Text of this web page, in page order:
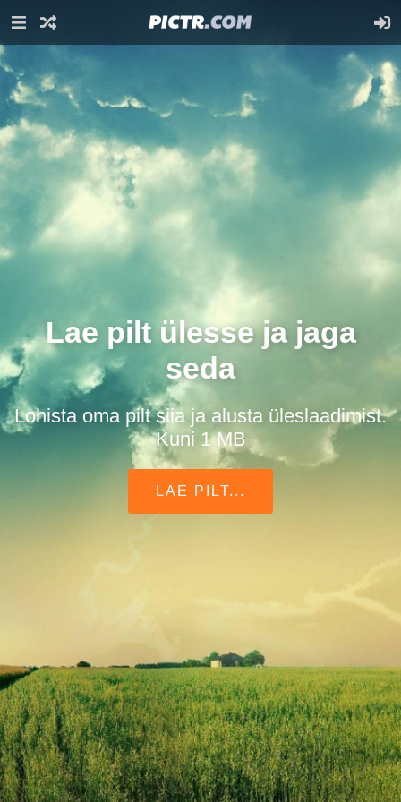
Lae pilt ülesse ja jaga
seda
Lohista oma pilt siia ja alusta üleslaadimist.
Kuni 1 MB
LAE PILT...